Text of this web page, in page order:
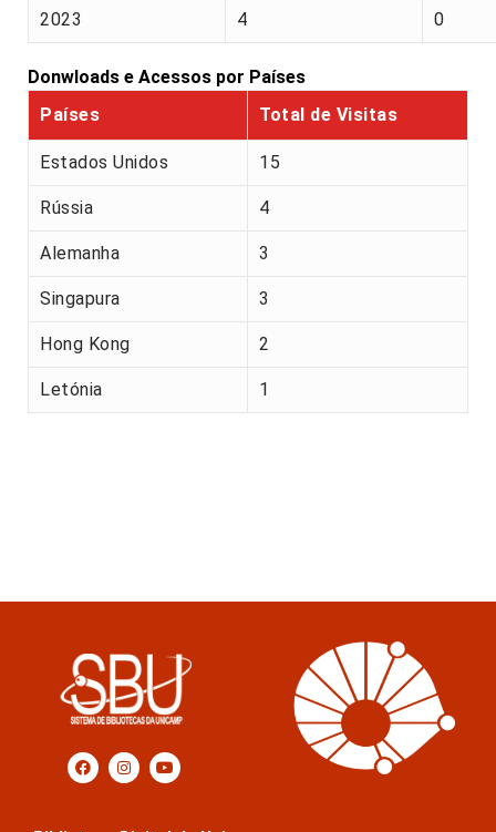
2023 4 0
Donwloads e Acessos por Países
Países
Total de Visitas
Estados Unidos 15
Rússia 4
Alemanha 3
Singapura 3
Hong Kong 2
Letónia 1